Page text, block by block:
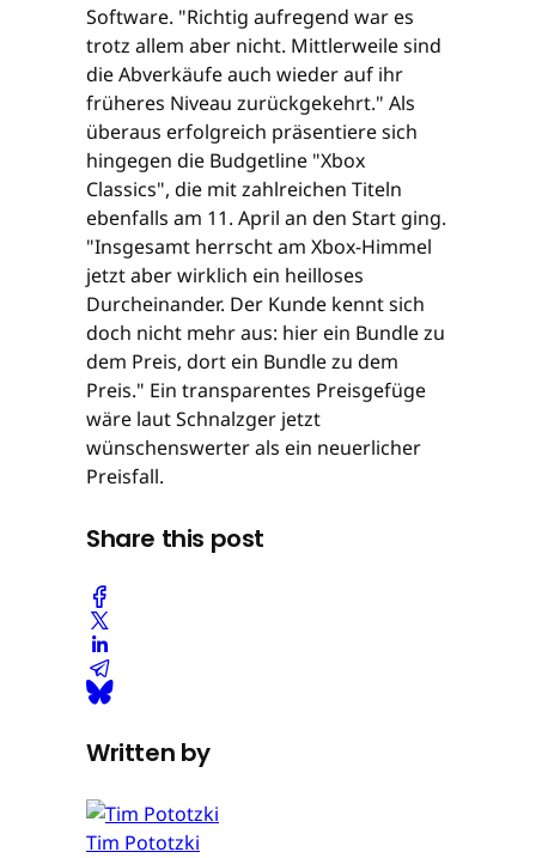
Software. "Richtig aufregend war es
trotz allem aber nicht. Mittlerweile sind
die Abverkäufe auch wieder auf ihr
früheres Niveau zurückgekehrt." Als
überaus erfolgreich präsentiere sich
hingegen die Budgetline "Xbox
Classics", die mit zahlreichen Titeln
ebenfalls am 11. April an den Start ging.
"Insgesamt herrscht am Xbox-Himmel
jetzt aber wirklich ein heilloses
Durcheinander. Der Kunde kennt sich
doch nicht mehr aus: hier ein Bundle zu
dem Preis, dort ein Bundle zu dem
Preis." Ein transparentes Preisgefüge
wäre laut Schnalzger jetzt
wünschenswerter als ein neuerlicher
Preisfall.
Share this post
Written by
Tim Pototzki